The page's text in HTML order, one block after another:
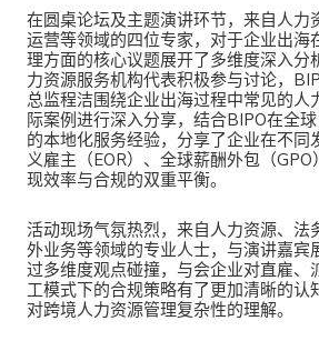
在圆桌论坛及主题演讲环节，来自人力
运营等领域的四位专家，对于企业出海
理方面的核心议题展开了多维度深入分
力资源服务机构代表积极参与讨论，
总监程洁围绕企业出海过程中常见的人
际案例进行深入分享，结合BIPO在全
的本地化服务经验，分享了企业在不同
义雇主（EOR）、全球薪酬外包（
现效率与合规的双重平衡。
活动现场气氛热烈，来自人力资源、法
外业务等领域的专业人士，与演讲嘉宾
过多维度观点碰撞，与会企业对直雇、
工模式下的合规策略有了更加清晰的认
对跨境人力资源管理复杂性的理解。